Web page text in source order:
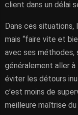
client dans un délai
Dans ces situations,
mais “faire vite et
avec ses méthodes,
généralement aller
éviter les détours
c’est moins de
meilleure maîtrise du